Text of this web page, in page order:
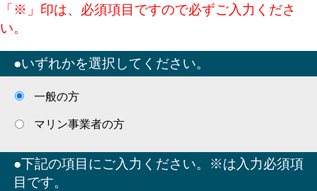
「※」印は、必須項目ですので必ずご入力くださ
い。
●いずれかを選択してください。
一般の方
マリン事業者の方
●下記の項目にご入力ください。※は入力必須項
目です。